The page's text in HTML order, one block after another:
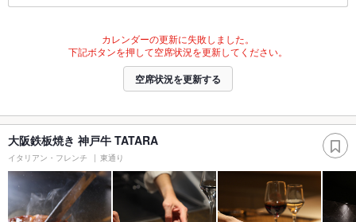
カレンダーの更新に失敗しました。
下記ボタンを押して空席状況を更新してください。
空席状況を更新する
大阪鉄板焼き 神戸牛 TATARA
イタリアン・フレンチ 東通り